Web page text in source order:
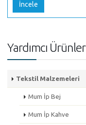
İncele
Yardımcı Ürünler
Tekstil Malzemeleri
Mum İp Bej
Mum İp Kahve